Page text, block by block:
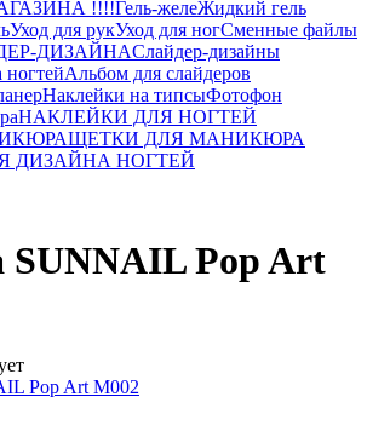
!!!!Гель-желеЖидкий гель
Уход для рукУход для ногСменные файлы
ДИЗАЙНАСлайдер-дизайны
ногтейАльбом для слайдеров
Наклейки на типсыФотофон
НАКЛЕЙКИ ДЛЯ НОГТЕЙ
ЩЕТКИ ДЛЯ МАНИКЮРА
ДИЗАЙНА НОГТЕЙ
SUNNAIL Pop Art